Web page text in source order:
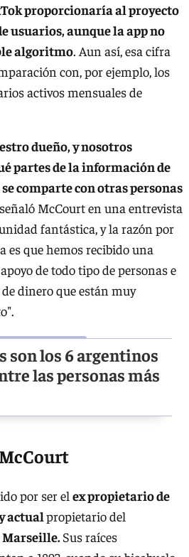
proporcionaría al proyecto
usuarios, aunque la app no
algoritmo. Aun así, esa cifra
con, por ejemplo, los
activos mensuales de
dueño, y nosotros
partes de la información de
comparte con otras personas
McCourt en una entrevista
fantástica, y la razón por
es que hemos recibido una
de todo tipo de personas e
dinero que están muy
son los 6 argentinos
las personas más
por ser el ex propietario de
actualpropietario del
Marseille.Sus raíces